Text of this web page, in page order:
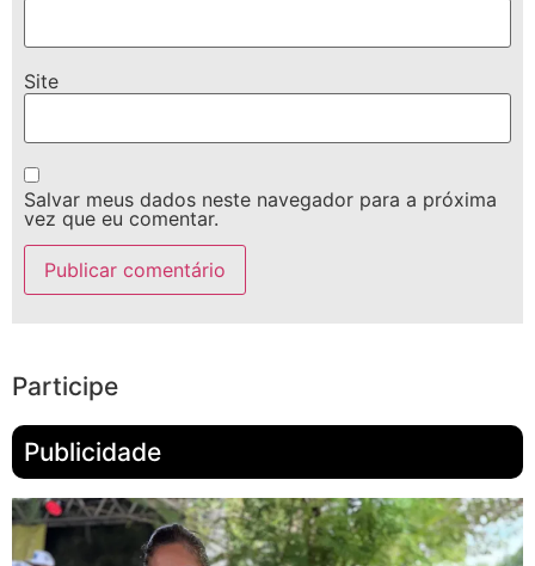
Site
Salvar meus dados neste navegador para a próxima
vez que eu comentar.
Participe
Publicidade